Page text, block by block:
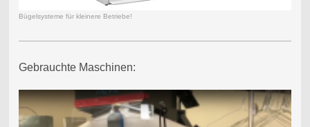
Bügelsysteme für kleinere Betriebe!
Gebrauchte Maschinen: